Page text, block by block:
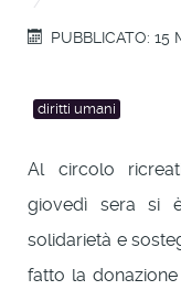
PUBBLICATO: 15
diritti umani
Al circolo
giovedì sera si
solidarietà e
fatto la